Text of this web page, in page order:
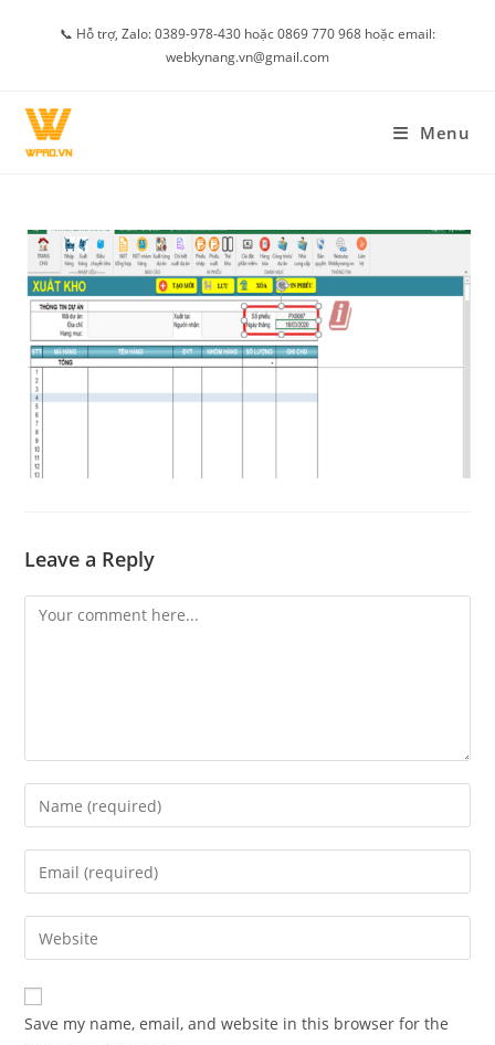
📞 Hỗ trợ, Zalo: 0389-978-430 hoặc 0869 770 968 hoặc email:
webkynang.vn@gmail.com
Menu
Leave a Reply
Comment
Enter
your
name
comment
Enter
your
email
address
comment
Enter
your
website
URL
(optional)
Save my name, email, and website in this browser for the